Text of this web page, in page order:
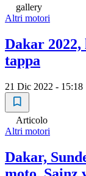
gallery
Altri motori
Dakar
tappa
21 Dic 2022 - 15:18
Articolo
Altri motori
Dakar,